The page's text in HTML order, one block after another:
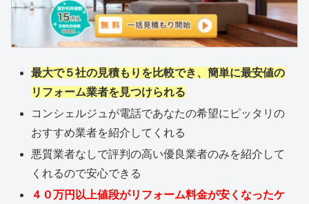
最大で５社の見積もりを比較でき、簡単に最安値の
リフォーム業者を見つけられる
コンシェルジュが電話であなたの希望にピッタリの
おすすめ業者を紹介してくれる
悪質業者なしで評判の高い優良業者のみを紹介して
くれるので安心できる
４０万円以上値段がリフォーム料金が安くなったケ